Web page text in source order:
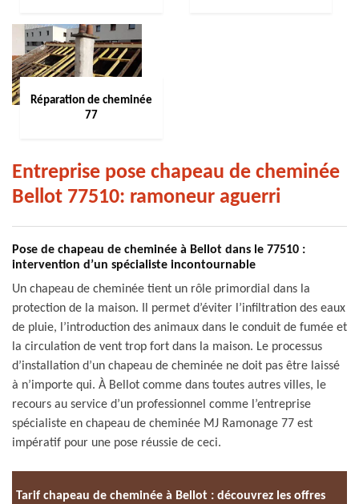
Réparation de cheminée
77
Entreprise pose chapeau de cheminée
Bellot 77510: ramoneur aguerri
Pose de chapeau de cheminée à Bellot dans le 77510 :
intervention d’un spécialiste incontournable
Un chapeau de cheminée tient un rôle primordial dans la
protection de la maison. Il permet d’éviter l’infiltration des eaux
de pluie, l’introduction des animaux dans le conduit de fumée et
la circulation de vent trop fort dans la maison. Le processus
d’installation d’un chapeau de cheminée ne doit pas être laissé
à n’importe qui. À Bellot comme dans toutes autres villes, le
recours au service d’un professionnel comme l’entreprise
spécialiste en chapeau de cheminée MJ Ramonage 77 est
impératif pour une pose réussie de ceci.
Tarif chapeau de cheminée à Bellot : découvrez les offres